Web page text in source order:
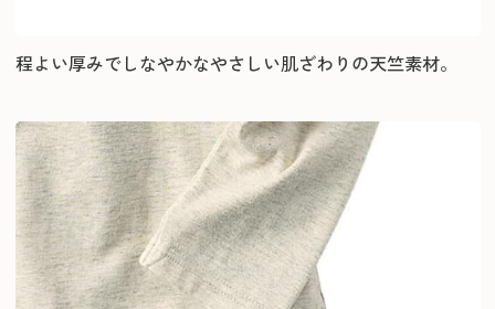
程よい厚みでしなやかなやさしい肌ざわりの天竺素材。